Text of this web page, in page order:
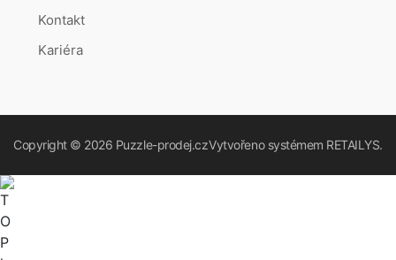
Kontakt
Kariéra
Copyright © 2026 Puzzle-prodej.czVytvořeno systémem RETAILYS.